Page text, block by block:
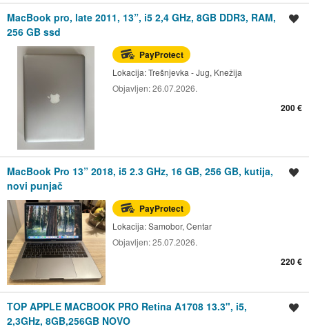
MacBook pro, late 2011, 13”, i5 2,4 GHz, 8GB DDR3, RAM,
256 GB ssd
PayProtect
Lokacija:Trešnjevka - Jug, Knežija
Objavljen:26.07.2026.
200 €
MacBook Pro 13” 2018, i5 2.3 GHz, 16 GB, 256 GB, kutija,
novi punjač
PayProtect
Lokacija:Samobor, Centar
Objavljen:25.07.2026.
220 €
TOP APPLE MACBOOK PRO Retina A1708 13.3", i5,
2,3GHz, 8GB,256GB NOVO